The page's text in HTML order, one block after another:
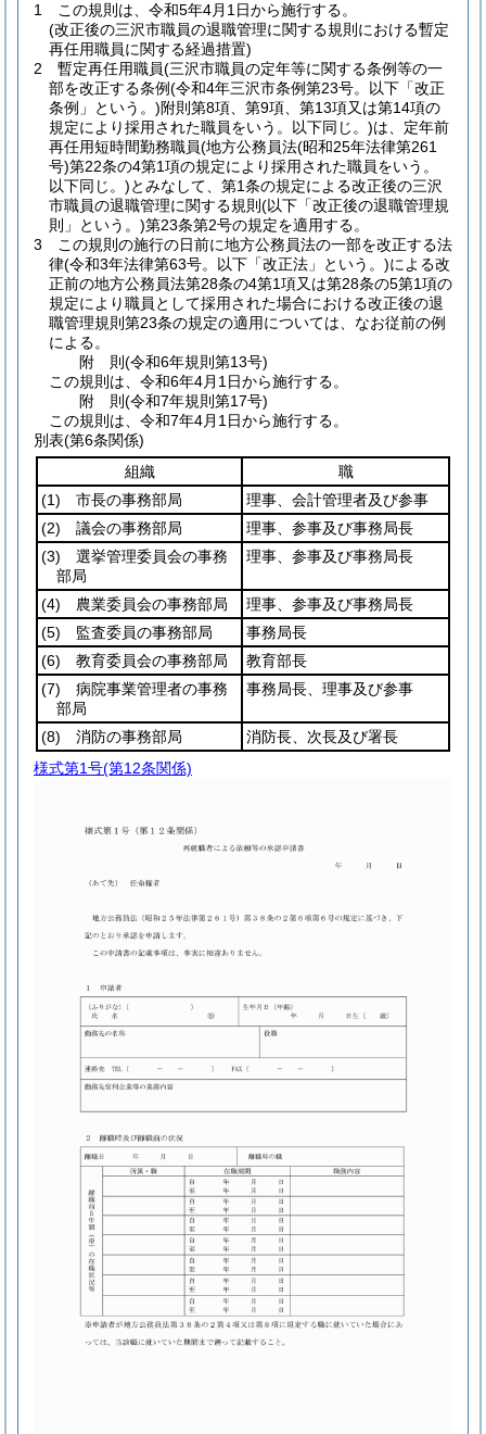
1
この規則は、令和5年4月1日から施行する。
(改正後の三沢市職員の退職管理に関する規則における暫定
再任用職員に関する経過措置)
2
暫定再任用職員(三沢市職員の定年等に関する条例等の一
部を改正する条例(令和4年三沢市条例第23号。以下「改正
条例」という。)附則第8項、第9項、第13項又は第14項の
規定により採用された職員をいう。以下同じ。)は、定年前
再任用短時間勤務職員(地方公務員法(昭和25年法律第261
号)第22条の4第1項の規定により採用された職員をいう。
以下同じ。)とみなして、第1条の規定による改正後の三沢
市職員の退職管理に関する規則 (以下「改正後の退職管理規
則」という。)第23条第2号の規定を適用する。
3
この規則の施行の日前に地方公務員法の一部を改正する法
律(令和3年法律第63号。以下「改正法」という。)による改
正前の地方公務員法第28条の4第1項又は第28条の5第1項の
規定により職員として採用された場合における改正後の退
職管理規則第23条の規定の適用については、なお従前の例
による。
附 則(令和6年規則第13号)
この規則は、令和6年4月1日から施行する。
附 則(令和7年規則第17号)
この規則は、令和7年4月1日から施行する。
別表(第6条関係)
組織
職
(1) 市長の事務部局
理事、会計管理者及び参事
(2) 議会の事務部局
理事、参事及び事務局長
(3) 選挙管理委員会の事務
部局
理事、参事及び事務局長
(4) 農業委員会の事務部局
理事、参事及び事務局長
(5) 監査委員の事務部局
事務局長
(6) 教育委員会の事務部局
教育部長
(7) 病院事業管理者の事務
部局
事務局長、理事及び参事
(8) 消防の事務部局
消防長、次長及び署長
様式第1号(第12条関係)